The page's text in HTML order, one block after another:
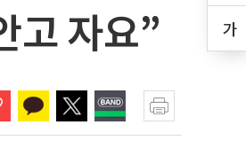
가
고 자요”